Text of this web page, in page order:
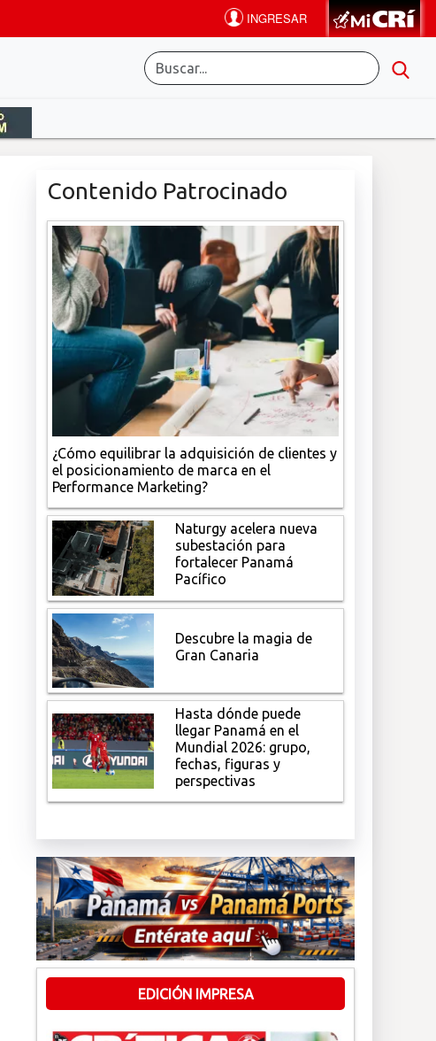
Contenido Patrocinado
¿Cómo equilibrar la adquisición de clientes y
el posicionamiento de marca en el
Performance Marketing?
Naturgy acelera nueva
subestación para
fortalecer Panamá
Pacífico
Descubre la magia de
Gran Canaria
Hasta dónde puede
llegar Panamá en el
Mundial 2026: grupo,
fechas, figuras y
perspectivas
EDICIÓN IMPRESA